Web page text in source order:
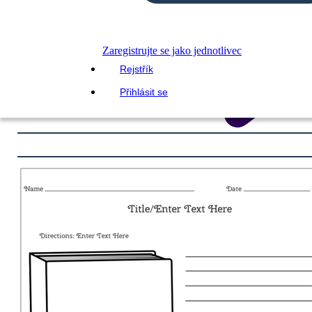
Zaregistrujte se jako jednotlivec
Rejstřík
Přihlásit se